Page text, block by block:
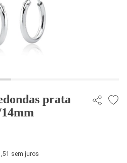
prata
sem juros